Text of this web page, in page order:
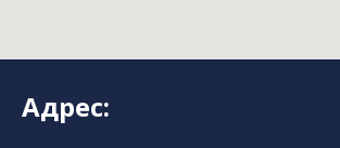
Адрес: